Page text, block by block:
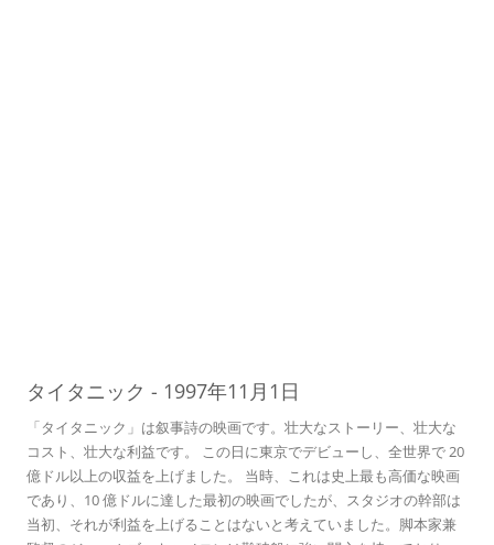
タイタニック - 1997年11月1日
「タイタニック」は叙事詩の映画です。壮大なストーリー、壮大な
コスト、壮大な利益です。 この日に東京でデビューし、全世界で 20
億ドル以上の収益を上げました。 当時、これは史上最も高価な映画
であり、10 億ドルに達した最初の映画でしたが、スタジオの幹部は
当初、それが利益を上げることはないと考えていました。脚本家兼